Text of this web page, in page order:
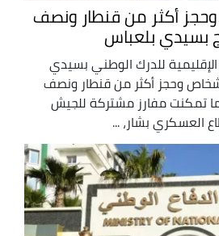
وحجز أكثر من قنطار ونصف
بسيدي بلعباس
للدرك الوطني بسيدي
من توقيف 5 أشخاص وحجز أكثر من قنطار ونصف
تمكنت مفارز مشتركة للجيش
بشار، ...